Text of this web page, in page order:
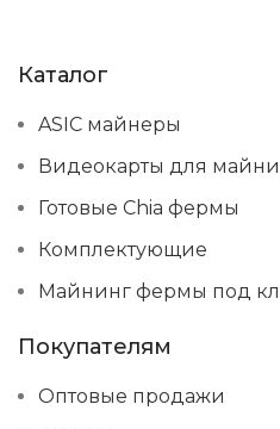
Каталог
ASIC майнеры
Видеокарты для
Готовые Chia фермы
Комплектующие
Майнинг фермы под
Покупателям
Оптовые продажи